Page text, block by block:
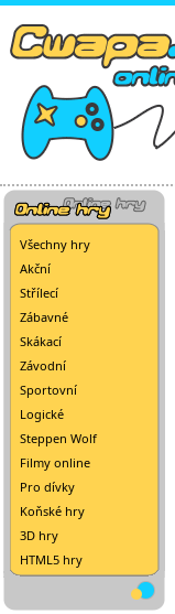
Všechny hry
Akční
Střílecí
Zábavné
Skákací
Závodní
Sportovní
Logické
Steppen Wolf
Filmy online
Pro dívky
Koňské hry
3D hry
HTML5 hry